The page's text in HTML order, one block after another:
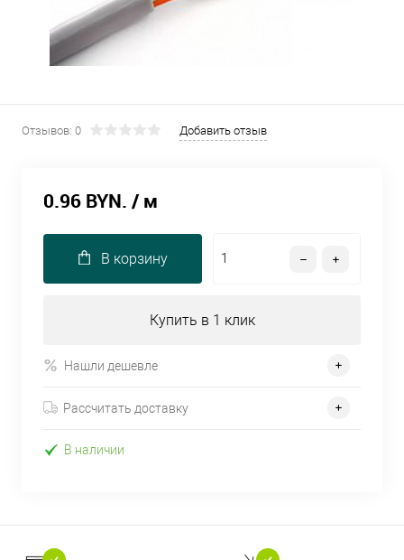
Отзывов: 0 Добавить отзыв
0.96 BYN. / м
В корзину
Купить в 1 клик
Нашли дешевле
Рассчитать доставку
В наличии